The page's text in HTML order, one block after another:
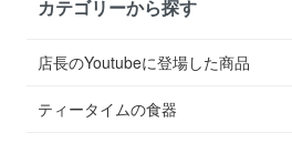
カテゴリーから探す
店長のYoutubeに登場した商品
ティータイムの食器